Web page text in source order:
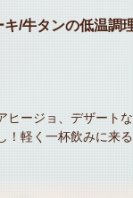
会・女子会にぜひ♪
！エンドレス飲み